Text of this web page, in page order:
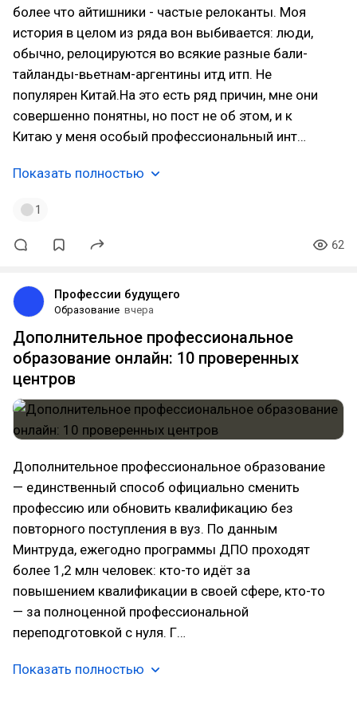
более что айтишники - частые релоканты. Моя
история в целом из ряда вон выбивается: люди,
обычно, релоцируются во всякие разные бали-
тайланды-вьетнам-аргентины итд итп. Не
популярен Китай.На это есть ряд причин, мне они
совершенно понятны, но пост не об этом, и к
Китаю у меня особый профессиональный инт…
Показать полностью
1
62
Профессии будущего
Образование вчера
Дополнительное профессиональное
образование онлайн: 10 проверенных
центров
Дополнительное профессиональное образование
— единственный способ официально сменить
профессию или обновить квалификацию без
повторного поступления в вуз. По данным
Минтруда, ежегодно программы ДПО проходят
более 1,2 млн человек: кто-то идёт за
повышением квалификации в своей сфере, кто-то
— за полноценной профессиональной
переподготовкой с нуля. Г…
Показать полностью